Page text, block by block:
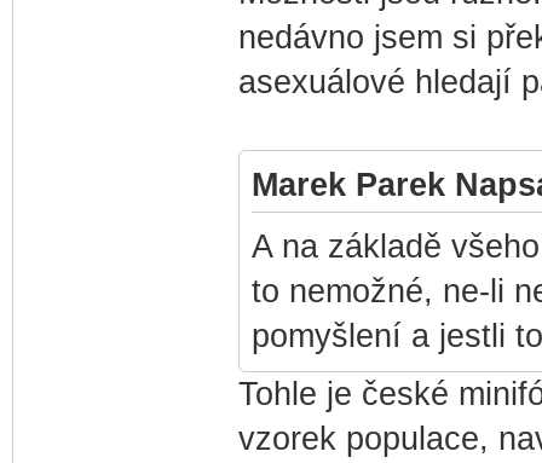
nedávno jsem si
asexuálové hledají
Marek Parek
A na základě
to nemožné, ne-li
pomyšlení a jestli
Tohle je české
vzorek populace,